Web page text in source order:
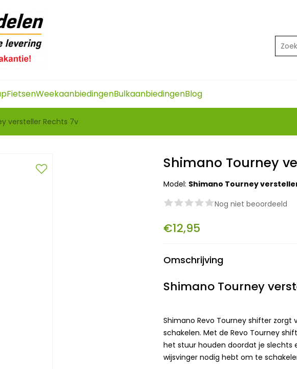
Zoeken
FietsenWeekaanbiedingenBulkaanbiedingenBlog
versteller Rechts 7v
Shimano Tourney
Model: Shimano Tourney
Nog niet beoordeeld
€12,95
Omschrijving
Shimano Tourney
Shimano Revo Tourney shifter
schakelen. Met de Revo Tourney
het stuur houden doordat je slechts
wijsvinger nodig hebt om te